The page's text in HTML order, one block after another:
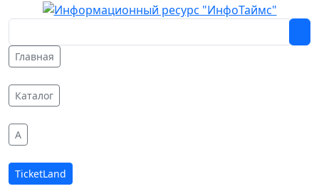
Главная
Каталог
A
TicketLand